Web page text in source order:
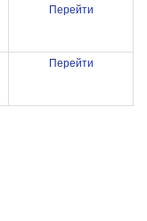
Перейти
Перейти